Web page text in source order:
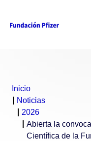
Inicio
Noticias
2026
Abierta la
Científica de la